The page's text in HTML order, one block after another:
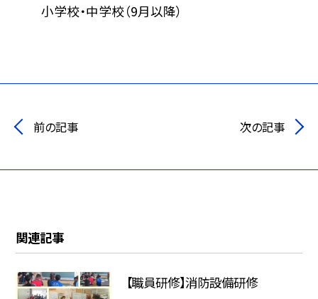
小学校・中学校（9月以降）
前の記事 次の記事
関連記事
【職員研修】消防設備研修